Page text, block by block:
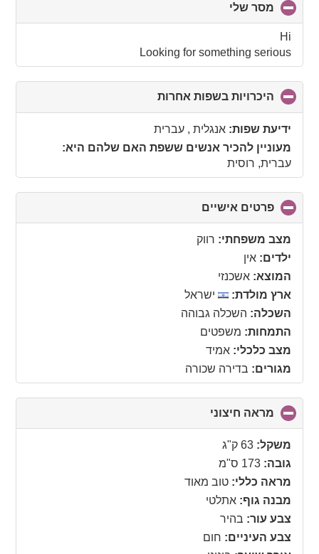
מסר שלי
to
contents
Hi
Looking for something serious
היכרויות בשפות אחרות
to
collapse
ידיעת שפות: אנגלית , עברית
מעוניין להכיר אנשים ששפת האם שלהם היא:
עברית, רוסית
פרטים אישיים
to
collapse
מצב משפחתי: רווק
ילדים: אין
המוצא: אשכנזי
ארץ מולדת:
ישראל
השכלה: השכלה גבוהה
התמחות: משפטים
מצב כלכלי: אמיד
מגורים: בדירה שכורה
מראה חיצוני
to
משקל: 63 ק"ג
גובה: 173 ס"מ
מראה כללי: טוב מאוד
מבנה גוף: אתלטי
צבע עור: בהיר
צבע העיניים: חום